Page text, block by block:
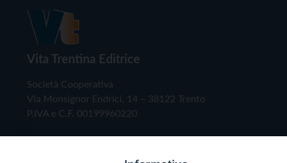
Vita Trentina Editrice
Società Cooperativa
Via Monsignor Endrici, 14 – 38122 Trento
P.IVA e C.F. 00199960220